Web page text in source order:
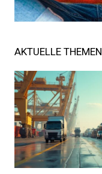
AKTUELLE THEMEN